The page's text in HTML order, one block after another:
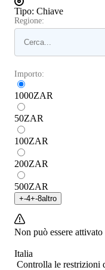
Tipo: Chiave
Regione:
Importo:
1000ZAR
50ZAR
100ZAR
200ZAR
500ZAR
+-4+-8altro
Non può essere attivato
Italia
Controlla le restrizioni